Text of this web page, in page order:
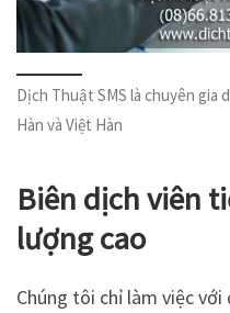
Dịch Thuật SMS là chuyên gia
Hàn và Việt Hàn
Biên dịch viên
lượng cao
Chúng tôi chỉ làm việc